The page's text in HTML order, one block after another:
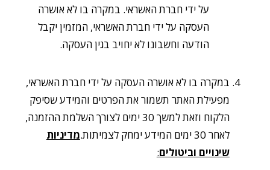
על ידי חברת האשראי. במקרה בו לא אושרה
העסקה על ידי חברת האשראי, המזמין יקבל
הודעה וחשבונו לא יחויב בגין העסקה.
במקרה בו לא אושרה העסקה על ידי חברת האשראי,
מפעילת האתר תשמור את הפרטים והמידע שסיפק
הלקוח וזאת למשך 30 ימים לצורך השלמת ההזמנה,
לאחר 30 ימים המידע ימחק לצמיתות.
מדיניות
שינויים וביטולים: